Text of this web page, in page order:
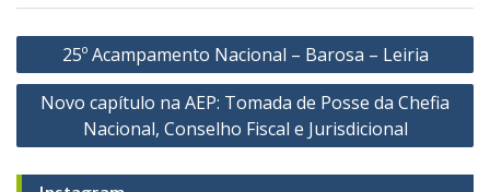
Navegação
de
artigos
25º Acampamento Nacional – Barosa – Leiria
Novo capítulo na AEP: Tomada de Posse da Chefia
Nacional, Conselho Fiscal e Jurisdicional